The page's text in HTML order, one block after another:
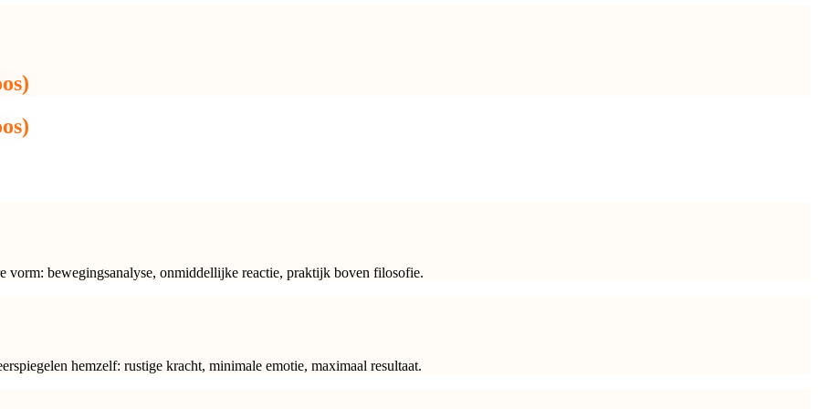
vorm: bewegingsanalyse, onmiddellijke reactie, praktijk boven filosofie.
hemzelf: rustige kracht, minimale emotie, maximaal resultaat.